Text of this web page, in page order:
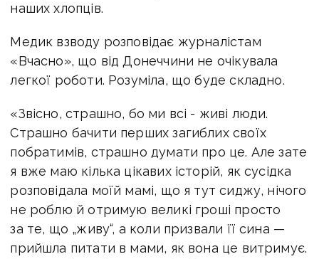
наших хлопців.
Медик взводу розповідає журналістам
«Вчасно», що від Донеччини не очікувала
легкої роботи. Розуміла, що буде складно.
«Звісно, страшно, бо ми всі - живі люди.
Страшно бачити перших загиблих своїх
побратимів, страшно думати про це. Але зате
я вже маю кілька цікавих історій, як сусідка
розповідала моїй мамі, що я тут сиджу, нічого
не роблю й отримую великі гроші просто
за те, що „живу“, а коли призвали її сина —
прийшла питати в мами, як вона це витримує.